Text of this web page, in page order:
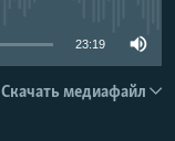
23:19
Скачать медиафайл